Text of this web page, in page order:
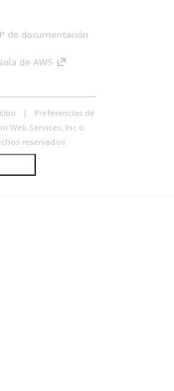
de documentación
de AWS
Preferencias de
Web Services, Inc o
reservados.